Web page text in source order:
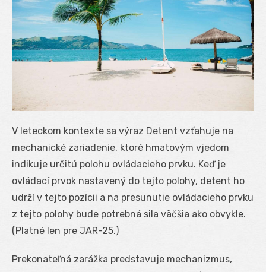
V leteckom kontexte sa výraz Detent vzťahuje na
mechanické zariadenie, ktoré hmatovým vjedom
indikuje určitú polohu ovládacieho prvku. Keď je
ovládací prvok nastavený do tejto polohy, detent ho
udrží v tejto pozícii a na presunutie ovládacieho prvku
z tejto polohy bude potrebná sila väčšia ako obvykle.
(Platné len pre JAR-25.)
Prekonateľná zarážka predstavuje mechanizmus,